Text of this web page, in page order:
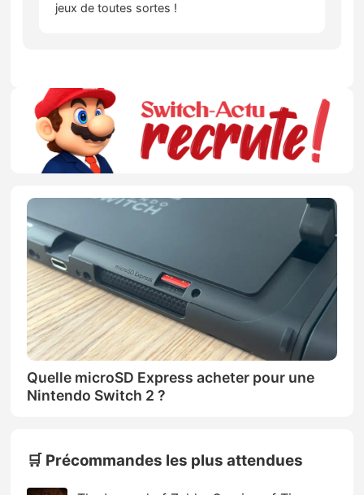
jeux de toutes sortes !
Quelle microSD Express acheter pour une
Nintendo Switch 2 ?
🛒 Précommandes les plus attendues